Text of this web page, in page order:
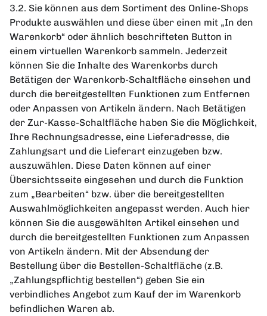
3.2. Sie können aus dem Sortiment des Online-Shops
Produkte auswählen und diese über einen mit „In den
Warenkorb“ oder ähnlich beschrifteten Button in
einem virtuellen Warenkorb sammeln. Jederzeit
können Sie die Inhalte des Warenkorbs durch
Betätigen der Warenkorb-Schaltfläche einsehen und
durch die bereitgestellten Funktionen zum Entfernen
oder Anpassen von Artikeln ändern. Nach Betätigen
der Zur-Kasse-Schaltfläche haben Sie die Möglichkeit,
Ihre Rechnungsadresse, eine Lieferadresse, die
Zahlungsart und die Lieferart einzugeben bzw.
auszuwählen. Diese Daten können auf einer
Übersichtsseite eingesehen und durch die Funktion
zum „Bearbeiten“ bzw. über die bereitgestellten
Auswahlmöglichkeiten angepasst werden. Auch hier
können Sie die ausgewählten Artikel einsehen und
durch die bereitgestellten Funktionen zum Anpassen
von Artikeln ändern. Mit der Absendung der
Bestellung über die Bestellen-Schaltfläche (z.B.
„Zahlungspflichtig bestellen“) geben Sie ein
verbindliches Angebot zum Kauf der im Warenkorb
befindlichen Waren ab.